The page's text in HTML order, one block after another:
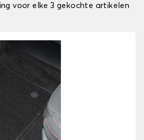
voor elke 3 gekochte artikelen